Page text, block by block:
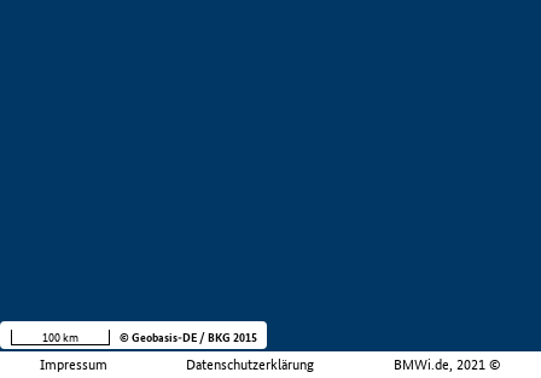
Impressum Datenschutzerklärung BMWi.de, 2021 ©
100 km © Geobasis-DE / BKG 2015